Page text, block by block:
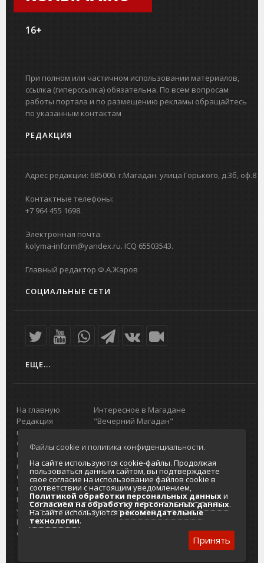
16+
При полном или частичном использовании материалов,
ссылка (гиперссылка) обязательна. По всем вопросам
работы портала и по размещению рекламы обращайтесь
по указанным контактам
РЕДАКЦИЯ
Адрес редакции: 685000. г.Магадан. улица Горького, д.3б, оф.8
Контактные телефоны:
+7 964 455 1698.
Электронная почта:
kolyma-inform@yandex.ru. ICQ 65503543.
Главный редактор Ф.А.Жаров
СОЦИАЛЬНЫЕ СЕТИ
ЕЩЕ...
На главную
Редакция
портала
О проекте
Реклама на
портале
Отзывы и
предложения
Интернет-
услуги
Разработка
сайтов
Интересное в Магадане
"Вечерний Магадан"
Городская доска объявлений
Реклама
Главный туристический портал
Колымы
Политика в отношении обработки
персональных данных
Согласие на обработку персональных
данных
Файлы cookie и политика конфиденциальности.
На сайте используются cookie-файлы. Продолжая
пользоваться данным сайтом, вы подтверждаете
свое согласие на использование файлов cookie в
соответствии с настоящим уведомлением,
Политикой обработки персональных данныхи
Согласием на обработку персональных данных.
На сайте используютсярекомендательные
технологии.
Принять